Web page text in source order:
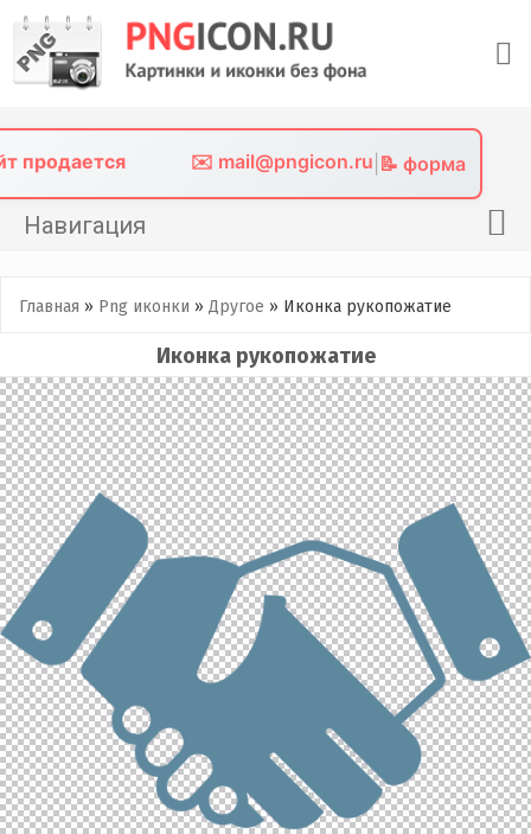
content
продается ✉️ mail@pngicon.ru 📝 форма
Навигация
Png иконки
Картинки без фона
Фото без фона
Контакты
Главная » Png иконки » Другое » Иконка рукопожатие
Иконка рукопожатие